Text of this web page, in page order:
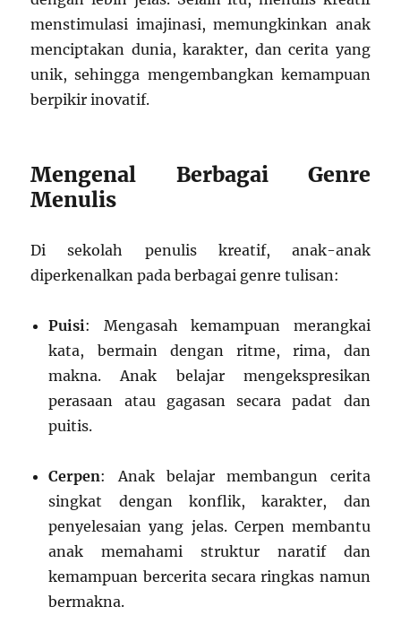
menstimulasi imajinasi, memungkinkan anak
menciptakan dunia, karakter, dan cerita yang
unik, sehingga mengembangkan kemampuan
berpikir inovatif.
Mengenal Berbagai Genre
Menulis
Di sekolah penulis kreatif, anak-anak
diperkenalkan pada berbagai genre tulisan:
Puisi: Mengasah kemampuan merangkai
kata, bermain dengan ritme, rima, dan
makna. Anak belajar mengekspresikan
perasaan atau gagasan secara padat dan
puitis.
Cerpen: Anak belajar membangun cerita
singkat dengan konflik, karakter, dan
penyelesaian yang jelas. Cerpen membantu
anak memahami struktur naratif dan
kemampuan bercerita secara ringkas namun
bermakna.